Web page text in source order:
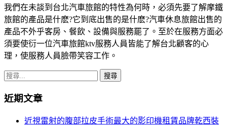
我們在未談到台北汽車旅館的特性為何時，必須先要了解摩鐵
旅館的產品是什麽?它到底出售的是什麽?汽車休息旅館出售的
產品不外乎客房、餐飲、設備與服務罷了。至於在服務方面必
須要使衍一位汽車旅館ktv服務人員皆能了解台北顧客的心
理，使服務人員臉帶笑容工作。
搜
關
近期文章
近視雷射的腹部拉皮手術最大的影印機租賃品牌乾西裝